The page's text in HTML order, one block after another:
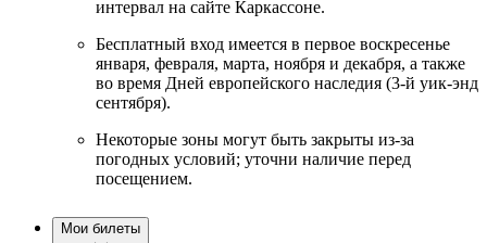
интервал на сайте Каркассоне.
Бесплатный вход имеется в первое воскресенье
января, февраля, марта, ноября и декабря, а также
во время Дней европейского наследия (3-й уик-энд
сентября).
Некоторые зоны могут быть закрыты из-за
погодных условий; уточни наличие перед
посещением.
Мои билеты